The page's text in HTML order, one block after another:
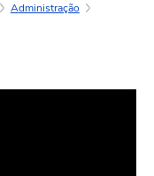
Administração